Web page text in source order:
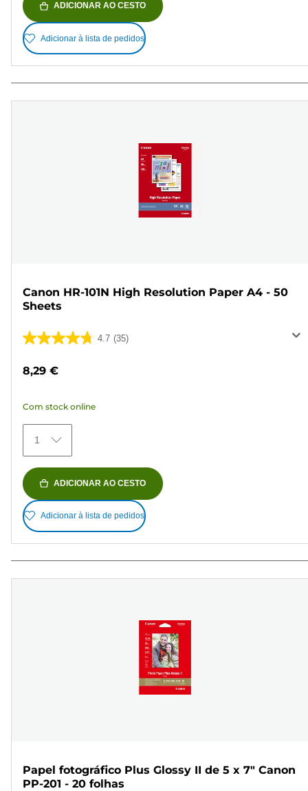
ADICIONAR AO CESTO
Adicionar à lista de pedidos
Canon HR-101N High Resolution Paper A4 - 50
Sheets
4.7 (35)
4.7
5
35
análises
8,29 €
Com stock online
1
ADICIONAR AO CESTO
Adicionar à lista de pedidos
Papel fotográfico Plus Glossy II de 5 x 7" Canon
PP-201 - 20 folhas